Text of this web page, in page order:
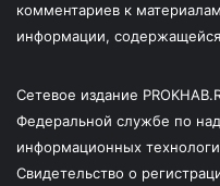
комментариев к
информации,
Сетевое издание
Федеральной службе по
информационных
Свидетельство о